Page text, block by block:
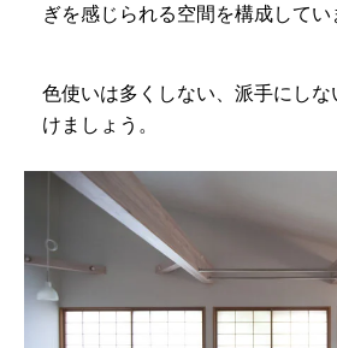
ぎを感じられる空間を構成してい
色使いは多くしない、派手にし
けましょう。